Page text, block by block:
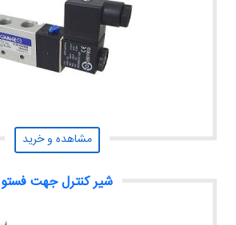
مشاهده و خرید
شیر کنترل جهت فستو